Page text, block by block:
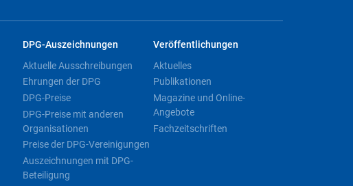
DPG-Auszeichnungen
Aktuelle Ausschreibungen
Ehrungen der DPG
DPG-Preise
DPG-Preise mit anderen
Organisationen
Preise der DPG-Vereinigungen
Auszeichnungen mit DPG-
Beteiligung
Veröffentlichungen
Aktuelles
Publikationen
Magazine und Online-
Angebote
Fachzeitschriften